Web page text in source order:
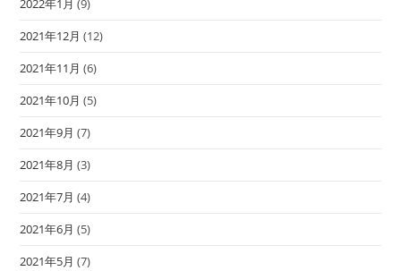
2022年1月 (9)
2021年12月 (12)
2021年11月 (6)
2021年10月 (5)
2021年9月 (7)
2021年8月 (3)
2021年7月 (4)
2021年6月 (5)
2021年5月 (7)